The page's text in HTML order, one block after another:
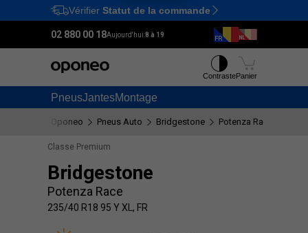
Ctrl M
Vérifier Statut de la commande
02 880 00 18Aujourd'hui:8 à 19
PneusJantesMontage
ContrastePanier
Oponeo Pneus Auto Bridgestone Potenza Race
Classe Premium
Bridgestone
Potenza Race
235/40 R18 95 Y XL, FR